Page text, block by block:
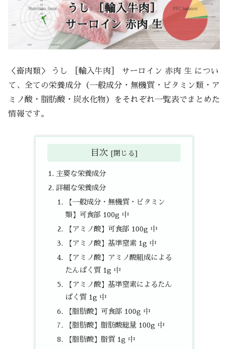
＜畜肉類＞ うし ［輸入牛肉］ サーロイン 赤肉 生 につい
て、全ての栄養成分（一般成分・無機質・ビタミン類・ア
ミノ酸・脂肪酸・炭水化物）をそれぞれ一覧表でまとめた
情報です。
目次
主要な栄養成分
詳細な栄養成分
【一般成分・無機質・ビタミン
類】可食部 100g 中
【アミノ酸】可食部 100g 中
【アミノ酸】基準窒素 1g 中
【アミノ酸】アミノ酸組成による
たんぱく質 1g 中
【アミノ酸】基準窒素によるたん
ぱく質 1g 中
【脂肪酸】可食部 100g 中
【脂肪酸】脂肪酸総量 100g 中
【脂肪酸】脂質 1g 中